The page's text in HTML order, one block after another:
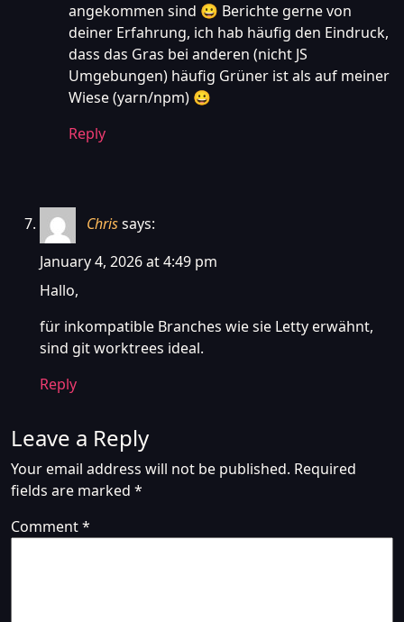
angekommen sind 😀 Berichte gerne von
deiner Erfahrung, ich hab häufig den Eindruck,
dass das Gras bei anderen (nicht JS
Umgebungen) häufig Grüner ist als auf meiner
Wiese (yarn/npm) 😀
Reply
Chrissays:
January 4, 2026 at 4:49 pm
Hallo,
für inkompatible Branches wie sie Letty erwähnt,
sind git worktrees ideal.
Reply
Leave a Reply
Your email address will not be published. Required
fields are marked *
Comment*